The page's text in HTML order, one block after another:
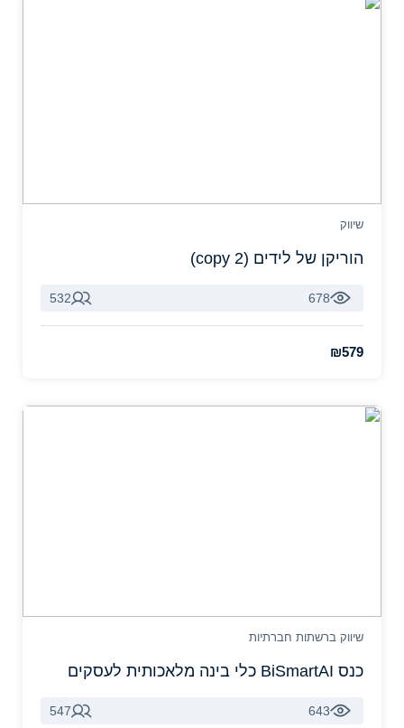
שיווק
הוריקן של לידים (copy 2)
678
532
₪579
שיווק ברשתות חברתיות
כנס BiSmartAI כלי בינה מלאכותית לעסקים
643
547